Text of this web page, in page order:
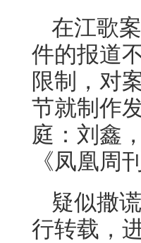
在江歌
件的报道
限制，对
节就制作
庭：刘鑫
《凤凰周
疑似撒
行转载，